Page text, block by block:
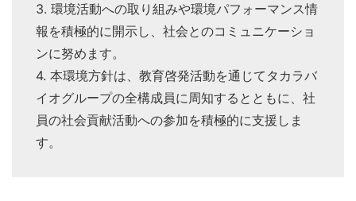
3. 環境活動への取り組みや環境パフォーマンス情
報を積極的に開示し、社会とのコミュニケーショ
ンに努めます。
4. 本環境方針は、教育啓発活動を通じてタカラバ
イオグループの全構成員に周知するとともに、社
員の社会貢献活動への参加を積極的に支援しま
す。